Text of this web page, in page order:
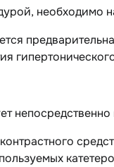
необходимо